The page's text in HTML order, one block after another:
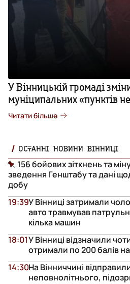
У Вінницькій громаді
муніципальних «пунктів
Читати більше
ОСТАННІ НОВИНИ ВІННИЦІ
156 бойових зіткнень та
зведення Генштабу та дані
добу
У Вінниці затримали
авто травмував
кілька машин
19:39
У Вінниці відзначили
отримали по 200 балів
18:01
На Вінниччині
неповнолітнього,
14:30